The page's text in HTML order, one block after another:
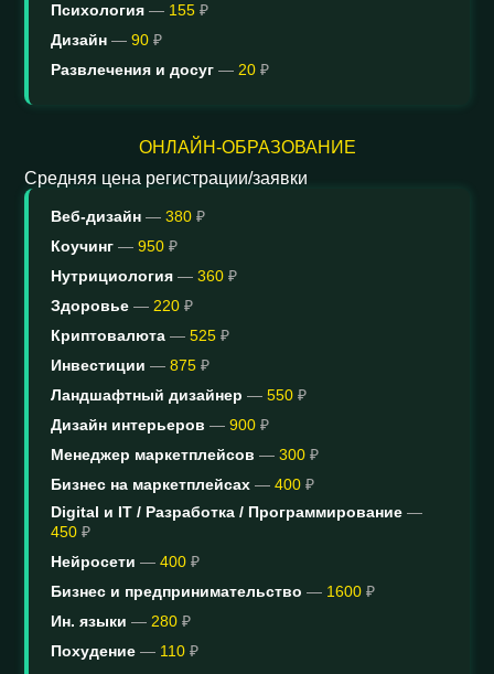
Психология — 155 ₽
Дизайн —90 ₽
Развлечения и досуг — 20 ₽
ОНЛАЙН-ОБРАЗОВАНИЕ
Средняя цена регистрации/заявки
Веб-дизайн —380 ₽
Коучинг —950 ₽
Нутрициология —360 ₽
Здоровье — 220 ₽
Криптовалюта —525 ₽
Инвестиции —875 ₽
Ландшафтный дизайнер —550 ₽
Дизайн интерьеров —900 ₽
Менеджер маркетплейсов —300 ₽
Бизнес на маркетплейсах —400 ₽
Digital и IT / Разработка / Программирование —
450 ₽
Нейросети —400 ₽
Бизнес и предпринимательство — 1600 ₽
Ин. языки — 280 ₽
Похудение — 110 ₽